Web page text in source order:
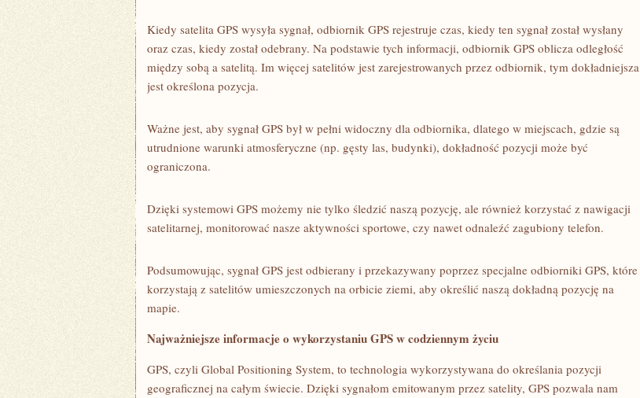
Kiedy satelita⁤ GPS wysyła sygnał, ​odbiornik GPS rejestruje czas,​ kiedy ten ⁣sygnał został wysłany
oraz czas, kiedy został odebrany. Na podstawie tych informacji,‌ odbiornik ⁢GPS oblicza odległość
między sobą a satelitą. Im​ więcej satelitów jest⁣ zarejestrowanych przez odbiornik, ⁢tym dokładniejsza
jest określona pozycja.
Ważne jest,⁢ aby sygnał GPS był w pełni widoczny ‍dla odbiornika, dlatego w miejscach, gdzie są
utrudnione warunki atmosferyczne​ (np. gęsty las, budynki), dokładność pozycji może być
⁤ograniczona.
Dzięki systemowi GPS możemy nie tylko śledzić ​naszą ​pozycję, ale również korzystać​ z nawigacji
satelitarnej, monitorować nasze aktywności sportowe, czy nawet⁢ odnaleźć ⁢zagubiony telefon.
Podsumowując, sygnał⁢ GPS jest odbierany i przekazywany⁢ poprzez specjalne odbiorniki GPS, które
korzystają z satelitów umieszczonych na orbicie⁤ ziemi,⁣ aby określić naszą dokładną pozycję na
mapie.
Najważniejsze informacje ⁤o wykorzystaniu GPS w codziennym życiu
GPS, czyli‌ Global ⁤Positioning System, to technologia wykorzystywana do określania pozycji
geograficznej na całym świecie. Dzięki sygnałom emitowanym ⁣przez satelity, GPS pozwala nam